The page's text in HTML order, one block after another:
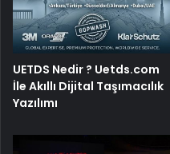
UETDS Nedir ? Uetds.com
İle Akıllı Dijital Taşımacılık
Yazılımı